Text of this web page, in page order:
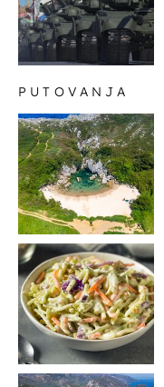
PUTOVANJA